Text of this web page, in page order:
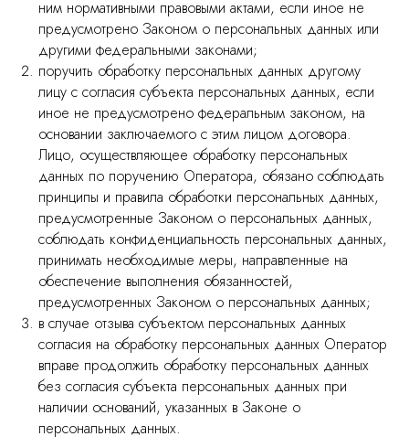
ним нормативными правовыми актами, если иное не
предусмотрено Законом о персональных данных или
другими федеральными законами;
поручить обработку персональных данных другому
лицу с согласия субъекта персональных данных, если
иное не предусмотрено федеральным законом, на
основании заключаемого с этим лицом договора.
Лицо, осуществляющее обработку персональных
данных по поручению Оператора, обязано соблюдать
принципы и правила обработки персональных данных,
предусмотренные Законом о персональных данных,
соблюдать конфиденциальность персональных данных,
принимать необходимые меры, направленные на
обеспечение выполнения обязанностей,
предусмотренных Законом о персональных данных;
в случае отзыва субъектом персональных данных
согласия на обработку персональных данных Оператор
вправе продолжить обработку персональных данных
без согласия субъекта персональных данных при
наличии оснований, указанных в Законе о
персональных данных.